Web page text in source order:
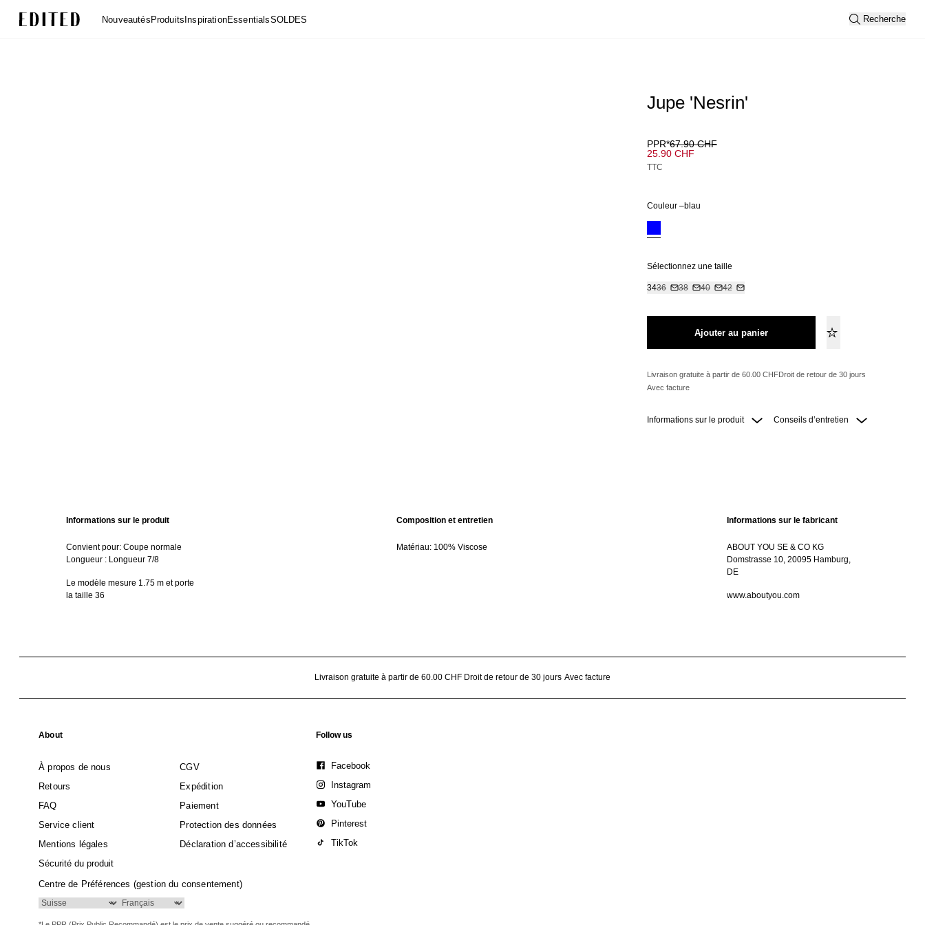
NouveautésProduitsInspirationEssentialsSOLDES Recherche
Jupe 'Nesrin'
PPR*67.90 CHF
25.90 CHF
TTC
Couleur –blau
Sélectionnez une taille
3436 38 40 42
Ajouter au panier
Livraison gratuite à partir de 60.00 CHFDroit de retour de 30 jours
Avec facture
Informations sur le produit Conseils d’entretien
Informations sur le produit
Convient pour: Coupe normale
Longueur : Longueur 7/8
Le modèle mesure 1.75 m et porte
la taille 36
Composition et entretien
Matériau: 100% Viscose
Informations sur le fabricant
ABOUT YOU SE & CO KG
Domstrasse 10, 20095 Hamburg,
DE
www.aboutyou.com
Livraison gratuite à partir de 60.00 CHF Droit de retour de 30 jours Avec facture
About
À propos de nous
CGV
Retours
Expédition
FAQ
Paiement
Service client
Protection des données
Mentions légales
Déclaration d’accessibilité
Sécurité du produit
Centre de Préférences (gestion du consentement)
Follow us
Facebook
Instagram
YouTube
Pinterest
TikTok